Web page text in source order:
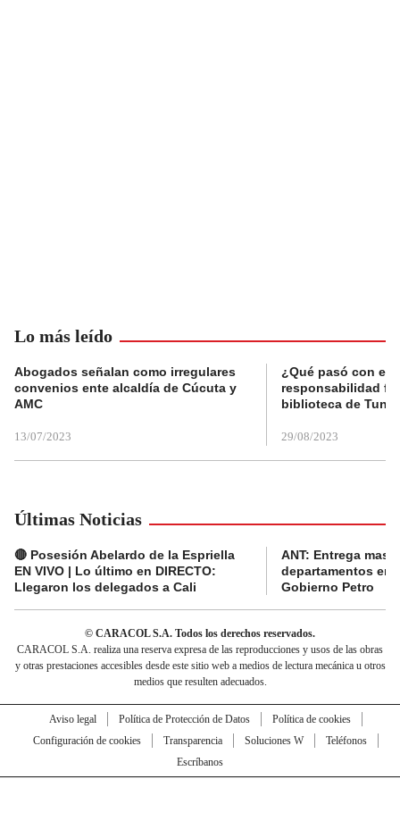
Lo más leído
Abogados señalan como irregulares
convenios ente alcaldía de Cúcuta y
AMC
13/07/2023
¿Qué pasó con el
responsabilidad
biblioteca de
29/08/2023
Últimas Noticias
🔴 Posesión Abelardo de la Espriella
EN VIVO | Lo último en DIRECTO:
Llegaron los delegados a Cali
ANT: Entrega
departamentos en
Gobierno Petro
© CARACOL S.A. Todos los derechos reservados.
CARACOL S.A. realiza una reserva expresa de las reproducciones y usos de las obras
y otras prestaciones accesibles desde este sitio web a medios de lectura mecánica u otros
medios que resulten adecuados.
Aviso legal Política de Protección de Datos
Política de cookies
Configuración de cookies
Transparencia Soluciones W
Teléfonos
Escríbanos